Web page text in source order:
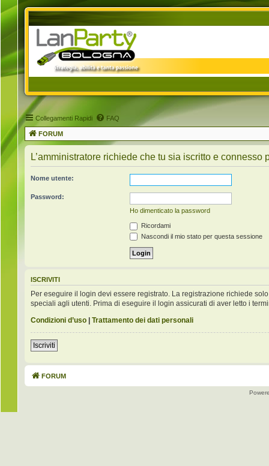
Collegamenti Rapidi FAQ
FORUM
L’amministratore richiede che tu sia iscritto e connesso
Nome utente:
Password:
Ho dimenticato la password
Ricordami
Nascondi il mio stato per questa sessione
ISCRIVITI
Per eseguire il login devi essere registrato. La registrazione richiede
speciali agli utenti. Prima di eseguire il login assicurati di aver letto i
Condizioni d’uso | Trattamento dei dati personali
Iscriviti
FORUM